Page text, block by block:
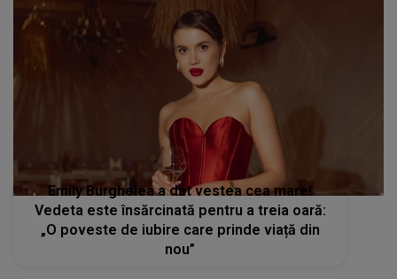
Emily Burghelea a dat vestea cea mare!
Vedeta este însărcinată pentru a treia oară:
„O poveste de iubire care prinde viață din
nou”